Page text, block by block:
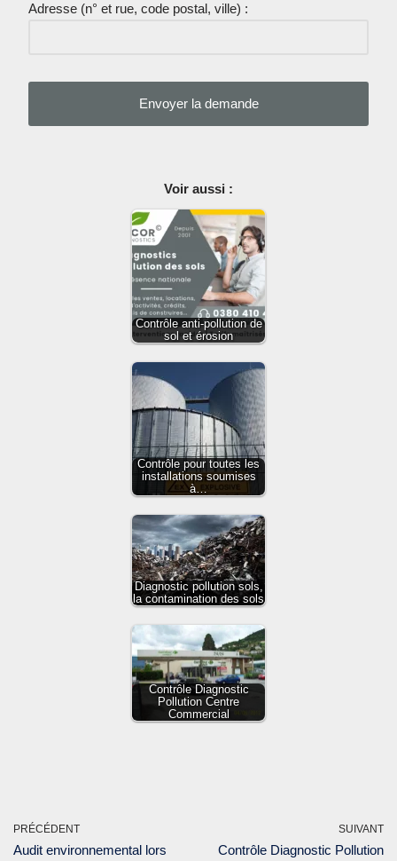
Adresse (n° et rue, code postal, ville) :
Voir aussi :
Contrôle anti-pollution de
sol et érosion
Contrôle pour toutes les
installations soumises
à…
Diagnostic pollution sols,
la contamination des sols
Contrôle Diagnostic
Pollution Centre
Commercial
PRÉCÉDENT
Audit environnemental lors
SUIVANT
Contrôle Diagnostic Pollution